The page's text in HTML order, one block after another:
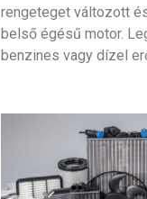
rengeteget változott
belső égésű motor.
benzines vagy dízel